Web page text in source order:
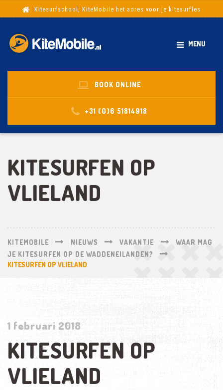
Kitesurfschool, KiteMobile het adres voor je kitesurfles
MENU
BOOK ONLINE
+31 (0)6 51814918
KITESURFEN OP
VLIELAND
KITEMOBILE NIEUWS VAKANTIE
WAAR MAG
JE KITESURFEN OP DE WADDENEILANDEN?
KITESURFEN OP VLIELAND
1 februari 2018
KITESURFEN OP
VLIELAND